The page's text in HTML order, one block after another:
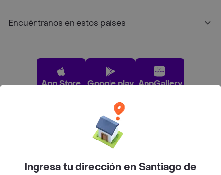
Encuéntranos en estos países
App Store Google play AppGallery
Pide tu comida favorita cerca de ti
Categorías
Ingresa tu dirección en Santiago de